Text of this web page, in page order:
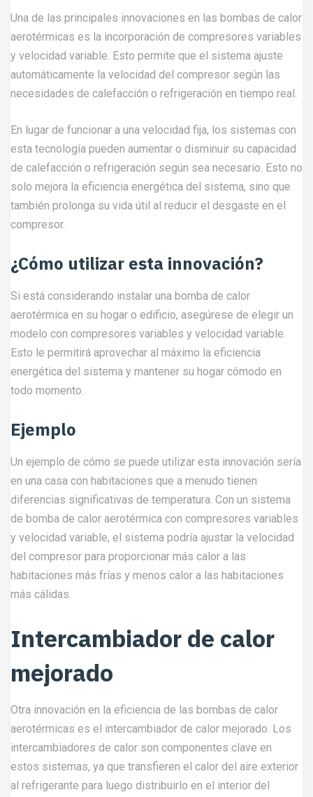
Una de las principales innovaciones en las bombas de calor
aerotérmicas es la incorporación de compresores variables
y velocidad variable. Esto permite que el sistema ajuste
automáticamente la velocidad del compresor según las
necesidades de calefacción o refrigeración en tiempo real.
En lugar de funcionar a una velocidad fija, los sistemas con
esta tecnología pueden aumentar o disminuir su capacidad
de calefacción o refrigeración según sea necesario. Esto no
solo mejora la eficiencia energética del sistema, sino que
también prolonga su vida útil al reducir el desgaste en el
compresor.
¿Cómo utilizar esta innovación?
Si está considerando instalar una bomba de calor
aerotérmica en su hogar o edificio, asegúrese de elegir un
modelo con compresores variables y velocidad variable.
Esto le permitirá aprovechar al máximo la eficiencia
energética del sistema y mantener su hogar cómodo en
todo momento.
Ejemplo
Un ejemplo de cómo se puede utilizar esta innovación sería
en una casa con habitaciones que a menudo tienen
diferencias significativas de temperatura. Con un sistema
de bomba de calor aerotérmica con compresores variables
y velocidad variable, el sistema podría ajustar la velocidad
del compresor para proporcionar más calor a las
habitaciones más frías y menos calor a las habitaciones
más cálidas.
Intercambiador de calor
mejorado
Otra innovación en la eficiencia de las bombas de calor
aerotérmicas es el intercambiador de calor mejorado. Los
intercambiadores de calor son componentes clave en
estos sistemas, ya que transfieren el calor del aire exterior
al refrigerante para luego distribuirlo en el interior del